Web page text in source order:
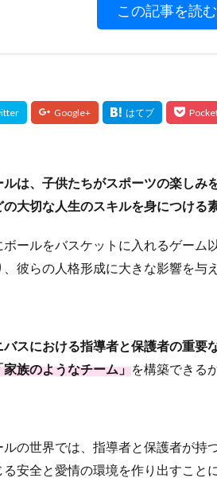
この記事を読む
ルは、子供たちがスポーツの楽しみ
大切な人生のスキルを身につける
ボールをバスケットに入れるゲーム
彼らの人格形成に大きな影響を与え
バスにおける指導者と保護者の重要
家族のようなチーム」を構築できる
ルの世界では、指導者と保護者が持
安全と愛情の環境を作り出すこと